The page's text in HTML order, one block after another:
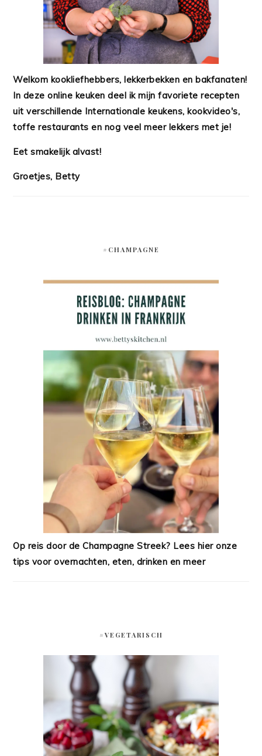
Welkom kookliefhebbers, lekkerbekken en bakfanaten!
In deze online keuken deel ik mijn favoriete recepten
uit verschillende Internationale keukens, kookvideo's,
toffe restaurants en nog veel meer lekkers met je!
Eet smakelijk alvast!
Groetjes, Betty
#CHAMPAGNE
Op reis door de Champagne Streek? Lees hier onze
tips voor overnachten, eten, drinken en meer
#VEGETARISCH